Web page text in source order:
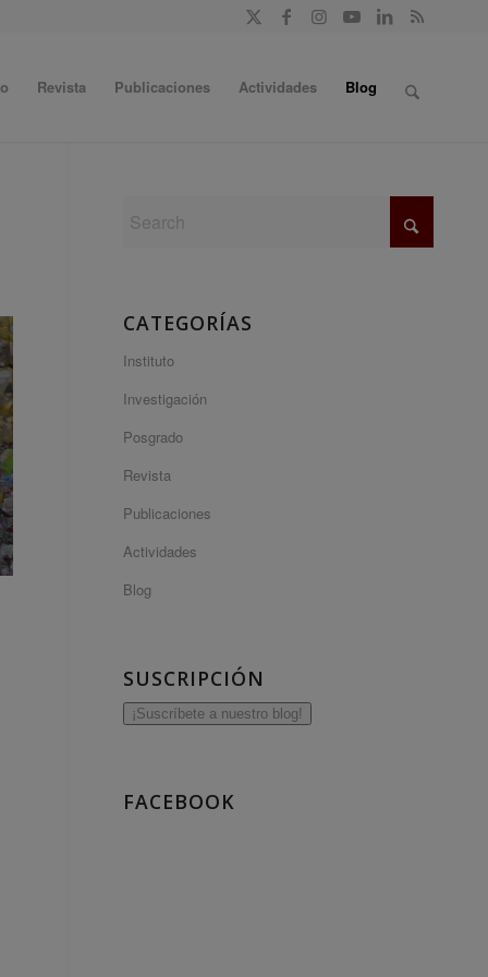
Revista Publicaciones Actividades Blog
CATEGORÍAS
Instituto
Investigación
Posgrado
Revista
Publicaciones
Actividades
Blog
SUSCRIPCIÓN
¡Suscríbete a nuestro blog!
FACEBOOK